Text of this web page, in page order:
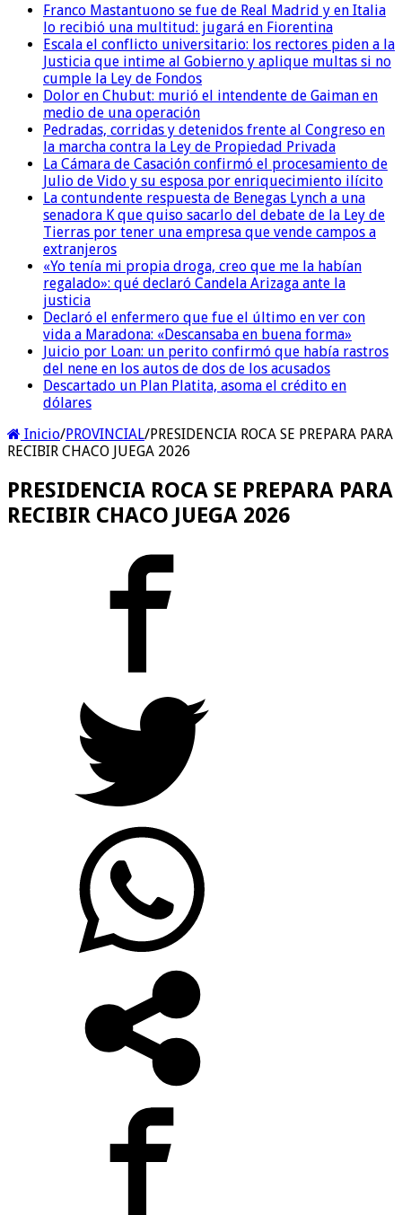
Franco Mastantuono se fue de Real Madrid y en Italia
lo recibió una multitud: jugará en Fiorentina
Escala el conflicto universitario: los rectores piden a la
Justicia que intime al Gobierno y aplique multas si no
cumple la Ley de Fondos
Dolor en Chubut: murió el intendente de Gaiman en
medio de una operación
Pedradas, corridas y detenidos frente al Congreso en
la marcha contra la Ley de Propiedad Privada
La Cámara de Casación confirmó el procesamiento de
Julio de Vido y su esposa por enriquecimiento ilícito
La contundente respuesta de Benegas Lynch a una
senadora K que quiso sacarlo del debate de la Ley de
Tierras por tener una empresa que vende campos a
extranjeros
«Yo tenía mi propia droga, creo que me la habían
regalado»: qué declaró Candela Arizaga ante la
justicia
Declaró el enfermero que fue el último en ver con
vida a Maradona: «Descansaba en buena forma»
Juicio por Loan: un perito confirmó que había rastros
del nene en los autos de dos de los acusados
Descartado un Plan Platita, asoma el crédito en
dólares
Inicio/PROVINCIAL/PRESIDENCIA ROCA SE PREPARA PARA
RECIBIR CHACO JUEGA 2026
PRESIDENCIA ROCA SE PREPARA PARA
RECIBIR CHACO JUEGA 2026